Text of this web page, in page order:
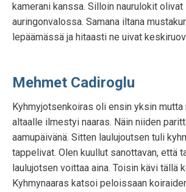
kamerani kanssa. Silloin naurulokit
auringonvalossa. Samana iltana
lepäämässä ja hitaasti ne uivat
Mehmet Cadiroglu
Kyhmyjotsenkoiras oli ensin yksin mutta
altaalle ilmestyi naaras. Näin niiden
aamupäivänä. Sitten laulujoutsen tuli
tappelivat. Olen kuullut sanottavan, että
laulujotsen voittaa aina. Toisin kävi tällä
Kyhmynaaras katsoi peloissaan